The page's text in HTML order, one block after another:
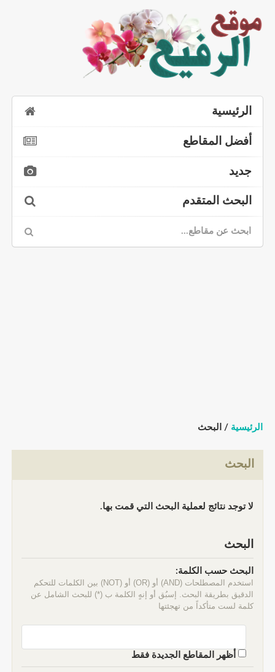
الرئيسية
أفضل المقاطع
جديد
البحث المتقدم
الرئيسية / البحث
البحث
لا توجد نتائج لعملية البحث التي قمت بها.
البحث
البحث حسب الكلمة:
استخدم المصطلحات (AND) أو (OR) أو (NOT) بين الكلمات للتحكم
الدقيق بطريقة البحث. إسبُق أو إنهٍ الكلمة ب (*) للبحث الشامل عن
كلمة لست متأكداً من تهجئتها
أظهر المقاطع الجديدة فقط